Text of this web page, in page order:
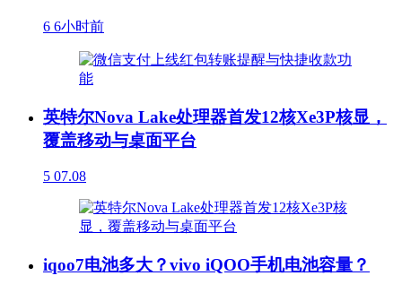
6 6小时前
英特尔Nova Lake处理器首发12核Xe3P核显，
覆盖移动与桌面平台
5 07.08
iqoo7电池多大？vivo iQOO手机电池容量？